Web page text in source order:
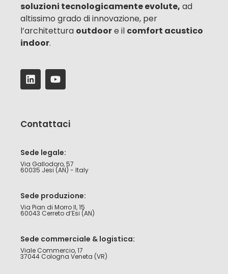
soluzioni tecnologicamente evolute, ad
altissimo grado di innovazione, per
l’architettura outdoore il comfort acustico
indoor.
Contattaci
Sede legale:
Via Gallodoro, 57
60035 Jesi (AN) - Italy
Sede produzione:
Via Pian di Morro II, 15
60043 Cerreto d’Esi (AN)
Sede commerciale & logistica:
Viale Commercio, 17
37044 Cologna Veneta (VR)